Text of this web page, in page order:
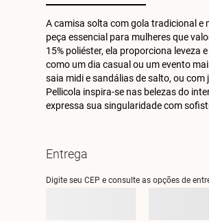
A camisa solta com gola tradicional e
peça essencial para mulheres que
15% poliéster, ela proporciona leveza
como um dia casual ou um evento
saia midi e sandálias de salto, ou
Pellicola inspira-se nas belezas do
expressa sua singularidade com
Entrega
Digite seu CEP e consulte as opções de